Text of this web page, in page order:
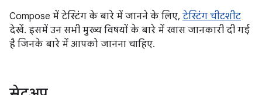
Compose में टेस्टिंग के बारे में जानने के लिए, टेस्टिंग चीटशीट
देखें. इसमें उन सभी मुख्य विषयों के बारे में खास जानकारी दी गई
है जिनके बारे में आपको जानना चाहिए.